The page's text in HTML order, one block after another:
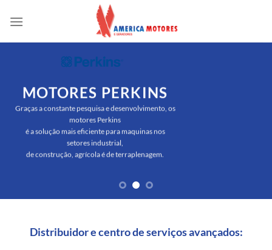
MOTORES PERKINS
Graças a constante pesquisa e desenvolvimento, os
motores Perkins
é a solução mais eficiente para maquinas nos
setores industrial,
de construção, agrícola é de terraplenagem.
Distribuidor e centro de serviços avançados: